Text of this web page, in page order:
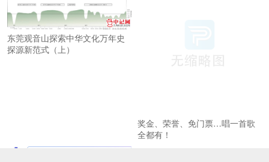
东莞观音山探索中华文化万年史
探源新范式（上）
奖金、荣誉、免门票…唱一首歌
全都有！